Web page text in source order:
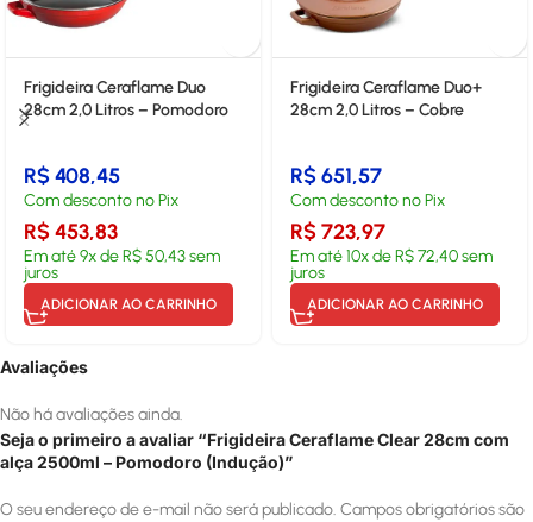
Frigideira Ceraflame Duo
28cm 2,0 Litros – Pomodoro
R$408,45
Com desconto no Pix
R$453,83
Em até9x deR$50,43sem
juros
ADICIONAR AO CARRINHO
Frigideira Ceraflame Duo+
28cm 2,0 Litros – Cobre
R$651,57
Com desconto no Pix
R$723,97
Em até10x deR$72,40sem
juros
ADICIONAR AO CARRINHO
Avaliações
Não há avaliações ainda.
Seja o primeiro a avaliar “Frigideira Ceraflame Clear 28cm com
alça 2500ml – Pomodoro (Indução)”
O seu endereço de e-mail não será publicado. Campos obrigatórios são